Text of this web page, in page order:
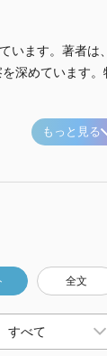
います。著者は、
深めています。
もっと見る
全文